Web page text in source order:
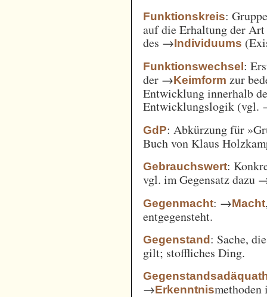
Funktionskreis:
auf die Erhaltung der
des →Individuums
Funktionswechsel:
der →Keimform zur
Entwicklung innerhalb
Entwicklungslogik
GdP: Abkürzung für
Buch von Klaus
Gebrauchswert:
vgl. im Gegensatz dazu
Gegenmacht: →Macht
entgegensteht.
Gegenstand: Sache,
gilt; stoffliches Ding.
→Erkenntnismethoden